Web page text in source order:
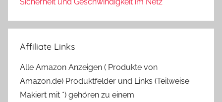
Affiliate Links
Alle Amazon Anzeigen ( Produkte von
Amazon.de) Produktfelder und Links (Teilweise
Makiert mit *) gehören zu einem